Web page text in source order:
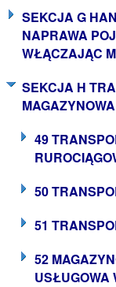
SEKCJA G
NAPRAWA
WŁĄCZAJĄC
SEKCJA H
MAGAZYNOWA
49
50
51
52
USŁUGOWA